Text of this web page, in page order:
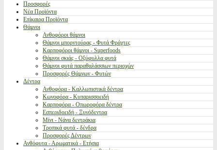
Προσφορές
Νέα Προϊόντα
Επίκαιρα Προϊόντα
Θάμνοι
Ανθοφόροι θάμνοι
Θάμνοι μπορντούρας - Φυτά Φράχτες
Καρποφόροι θάμνοι - Superfoods
Θάμνοι σκιάς - Οξύφυλλα φυτά
Θάμνοι φυτά παραθαλάσσιων περιοχών
Προσφορές Θάμνων - Φυτών
Δέντρα
Ανθοφόρα - Καλλωπιστικά δέντρα
Κωνοφόρα - Κυπαρισσοειδή
Καρποφόρα - Οπωροφόρα δέντρα
Εσπεριδοειδή - Ξυνόδεντρα
Μίνι - Νάνα δεντράκια
Τροπικά φυτά - δένδρα
Προσφορές Δέντρων
Ανθόφυτα - Αρωματικά - Ετήσια